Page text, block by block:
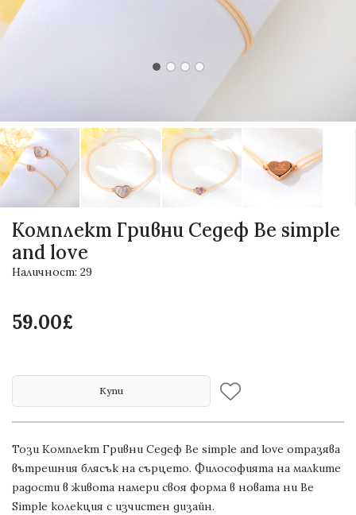
Комплект Гривни Седеф Be simple
and love
Наличност: 29
59.00£
Купи
Този Комплект Гривни Седеф Be simple and love отразява
вътрешния блясък на сърцето. Философията на малките
радости в живота намери своя форма в новата ни Be
Simple колекция с изчистен дизайн.